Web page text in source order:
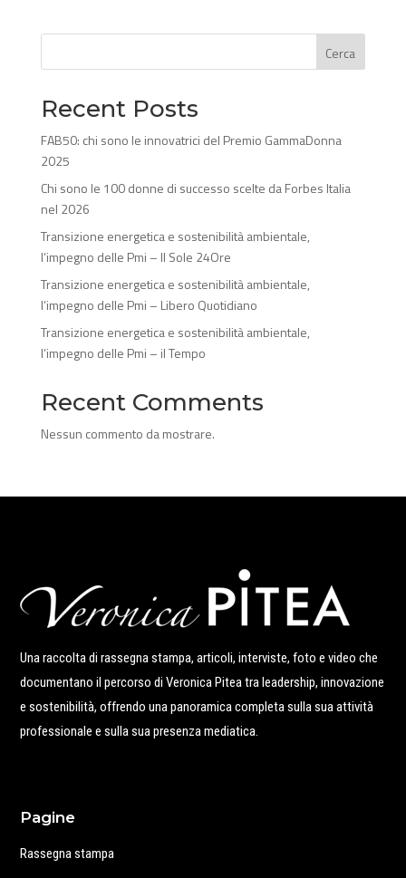
Cerca
Recent Posts
FAB50: chi sono le innovatrici del Premio GammaDonna
2025
Chi sono le 100 donne di successo scelte da Forbes Italia
nel 2026
Transizione energetica e sostenibilità ambientale,
l’impegno delle Pmi – Il Sole 24Ore
Transizione energetica e sostenibilità ambientale,
l’impegno delle Pmi – Libero Quotidiano
Transizione energetica e sostenibilità ambientale,
l’impegno delle Pmi – il Tempo
Recent Comments
Nessun commento da mostrare.
Una raccolta di rassegna stampa, articoli, interviste, foto e video che
documentano il percorso di Veronica Pitea tra leadership, innovazione
e sostenibilità, offrendo una panoramica completa sulla sua attività
professionale e sulla sua presenza mediatica.
Pagine
Rassegna stampa